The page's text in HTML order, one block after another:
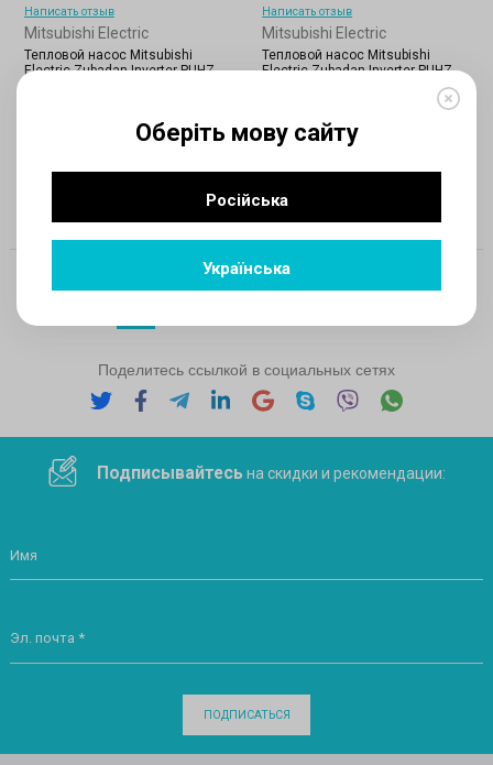
Оберіть мову сайту
Російська
Українська
Написать отзыв
Mitsubishi Electric
Тепловой насос Mitsubishi
Electric Zubadan Inverter PUHZ-
Цена по запросу
Написать отзыв
Mitsubishi Electric
Тепловой насос Mitsubishi
Electric Zubadan Inverter PUHZ-
Цена по запросу
Поделитесь ссылкой в социальных сетях
Подписывайтесьна скидки и рекомендации:
Имя
Эл. почта *
ПОДПИСАТЬСЯ